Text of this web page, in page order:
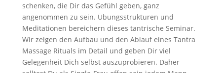
schenken, die Dir das Gefühl geben, ganz
angenommen zu sein. Übungsstrukturen und
Meditationen bereichern dieses tantrische Seminar.
Wir zeigen den Aufbau und den Ablauf eines Tantra
Massage Rituals im Detail und geben Dir viel
Gelegenheit Dich selbst auszuprobieren. Daher